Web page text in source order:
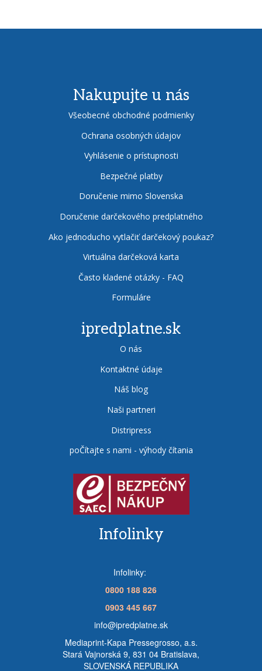
Nakupujte u nás
Všeobecné obchodné podmienky
Ochrana osobných údajov
Vyhlásenie o prístupnosti
Bezpečné platby
Doručenie mimo Slovenska
Doručenie darčekového predplatného
Ako jednoducho vytlačiť darčekový poukaz?
Virtuálna darčeková karta
Často kladené otázky - FAQ
Formuláre
ipredplatne.sk
O nás
Kontaktné údaje
Náš blog
Naši partneri
Distripress
poČítajte s nami - výhody čítania
Infolinky
Infolinky:
0800 188 826
0903 445 667
info@ipredplatne.sk
Mediaprint-Kapa Pressegrosso, a.s.
Stará Vajnorská 9, 831 04 Bratislava,
SLOVENSKÁ REPUBLIKA